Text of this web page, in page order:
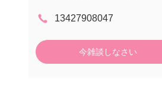
13427908047
今雑談しなさい